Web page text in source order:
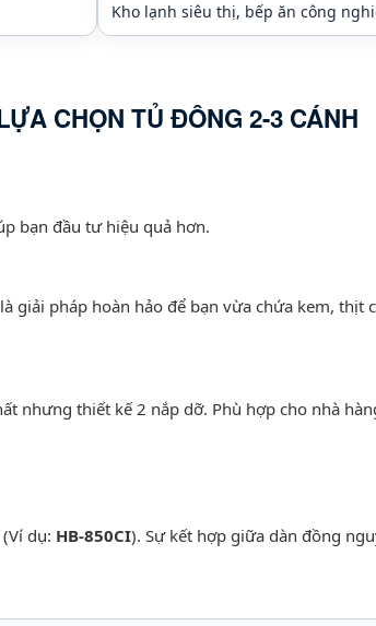
Kho lạnh siêu thị, bếp ăn công
CHỌN TỦ ĐÔNG 2-3 CÁNH
bạn đầu tư hiệu quả hơn.
giải pháp hoàn hảo để bạn vừa chứa kem, thịt
nhưng thiết kế 2 nắp dỡ. Phù hợp cho nhà
(Ví dụ: HB-850CI). Sự kết hợp giữa dàn đồng